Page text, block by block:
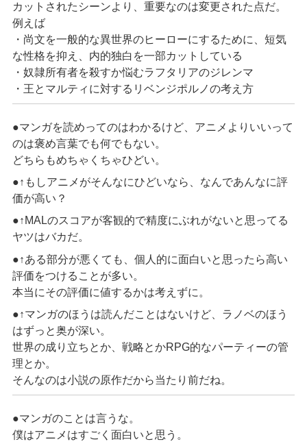
カットされたシーンより、重要なのは変更された点だ。
例えば
・尚文を一般的な異世界のヒーローにするために、短気
な性格を抑え、内的独白を一部カットしている
・奴隷所有者を殺すか悩むラフタリアのジレンマ
・王とマルティに対するリベンジポルノの考え方
●マンガを読めってのはわかるけど、アニメよりいいって
のは褒め言葉でも何でもない。
どちらもめちゃくちゃひどい。
●↑もしアニメがそんなにひどいなら、なんであんなに評
価が高い？
●↑MALのスコアが客観的で精度にぶれがないと思ってる
ヤツはバカだ。
●↑ある部分が悪くても、個人的に面白いと思ったら高い
評価をつけることが多い。
本当にその評価に値するかは考えずに。
●↑マンガのほうは読んだことはないけど、ラノベのほう
はずっと奥が深い。
世界の成り立ちとか、戦略とかRPG的なパーティーの管
理とか。
そんなのは小説の原作だから当たり前だね。
●マンガのことは言うな。
僕はアニメはすごく面白いと思う。